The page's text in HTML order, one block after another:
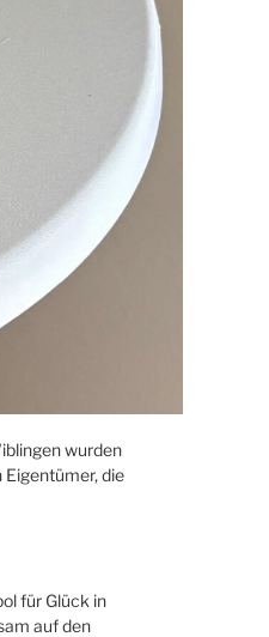
wurden
die
für Glück in
auf den